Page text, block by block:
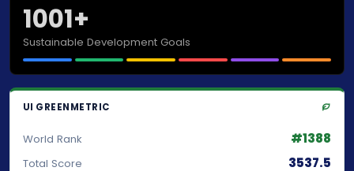
1001+
Sustainable Development Goals
UI GREENMETRIC
World Rank #1388
Total Score 3537.5